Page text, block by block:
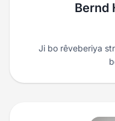
Bernd
Ji bo rêveberiya